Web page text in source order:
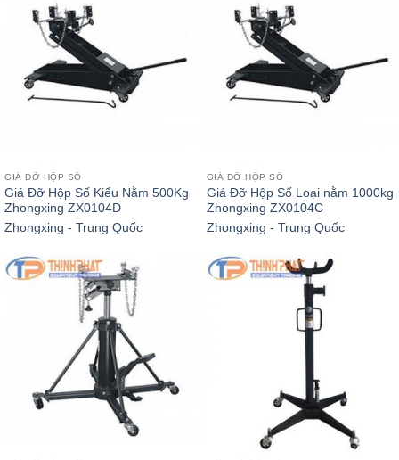
GIÁ ĐỠ HỘP SỐ
Giá Đỡ Hộp Số Kiểu Nằm 500Kg
Zhongxing ZX0104D
Zhongxing - Trung Quốc
GIÁ ĐỠ HỘP SỐ
Giá Đỡ Hộp Số Loại nằm 1000kg
Zhongxing ZX0104C
Zhongxing - Trung Quốc